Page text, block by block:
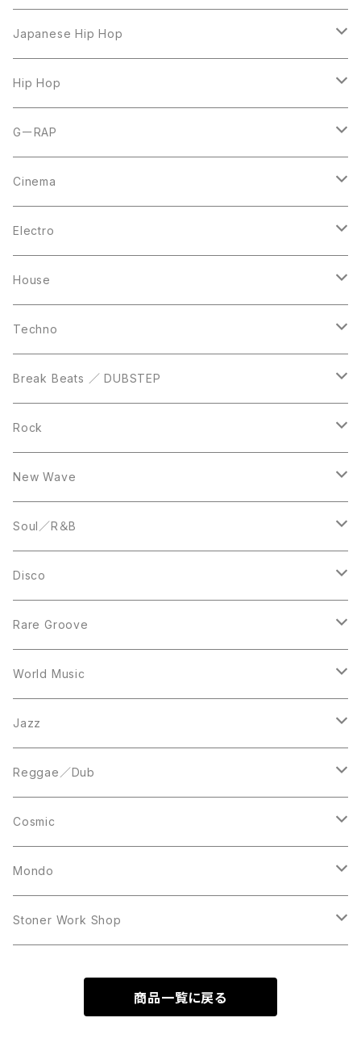
LP
7inch
CD
12inch
10inch
Casette Tape
Japanese Hip Hop
12inch
LP
Hip Hop
LP
12inch
CD
GーRAP
12inch
LP
Cinema
LP
12inch
DVD
Electro
12inch
LP
House
LP
12inch
10inch
Techno
12inch
LP
Break Beats ／ DUBSTEP
12inch
LP
Rock
12inch
LP
New Wave
12inch
LP
Soul／R＆B
LP
12inch
Disco
7inch
12inch
LP
Acetate Press
10inch
Rare Groove
12inch
LP
World Music
12inch
LP
Jazz
LP
12inch
Reggae／Dub
LP
12inch
Cosmic
12inch
LP
Mondo
LP
Stoner Work Shop
商品一覧に戻る